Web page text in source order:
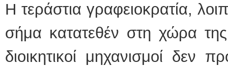
Η τεράστια γραφειοκρατία,
σήμα κατατεθέν στη χώρα
διοικητικοί μηχανισμοί δεν